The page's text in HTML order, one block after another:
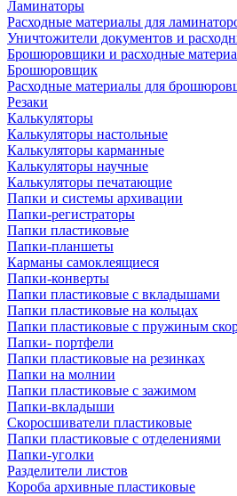
Ламинаторы
Расходные материалы для
Уничтожители документов и
Брошюровщики и расходные
Брошюровщик
Расходные материалы для
Резаки
Калькуляторы
Калькуляторы настольные
Калькуляторы карманные
Калькуляторы научные
Калькуляторы печатающие
Папки и системы архивации
Папки-регистраторы
Папки пластиковые
Папки-планшеты
Карманы самоклеящиеся
Папки-конверты
Папки пластиковые с вкладышами
Папки пластиковые на кольцах
Папки пластиковые с пружиным
Папки- портфели
Папки пластиковые на резинках
Папки на молнии
Папки пластиковые с зажимом
Папки-вкладыши
Скоросшиватели пластиковые
Папки пластиковые с отделениями
Папки-уголки
Разделители листов
Короба архивные пластиковые